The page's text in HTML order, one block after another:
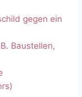
gegen ein
Baustellen,